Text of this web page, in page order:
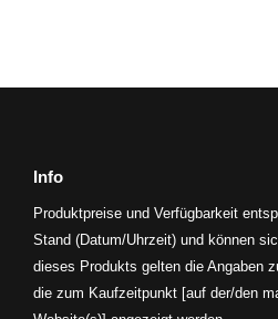
Info
Produktpreise und Verfügbarkeit
Stand (Datum/Uhrzeit) und können
dieses Produkts gelten die Angaben
die zum Kaufzeitpunkt [auf der/den